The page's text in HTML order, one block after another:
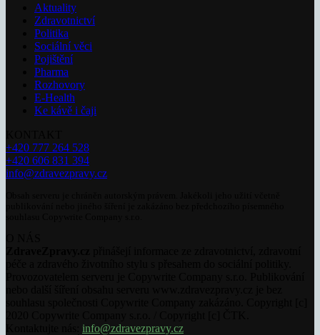
Aktuality
Zdravotnictví
Politika
Sociální věci
Pojištění
Pharma
Rozhovory
E-Health
Ke kávě i čaji
+420 777 264 528
+420 606 831 394
info@zdravezpravy.cz
info@zdravezpravy.cz